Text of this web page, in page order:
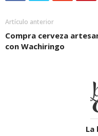
Artículo anterior
Compra cerveza
con Wachiringo
La